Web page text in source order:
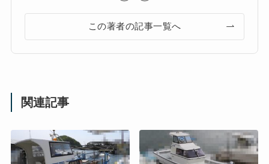
この著者の記事一覧へ
関連記事